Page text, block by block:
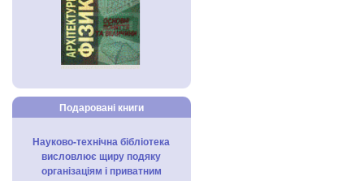
Подаровані книги
Науково-технічна бібліотека
висловлює щиру подяку
організаціям і приватним